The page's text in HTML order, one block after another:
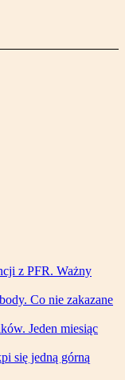
z PFR. Ważny
Co nie zakazane
Jeden miesiąc
się jedną górną